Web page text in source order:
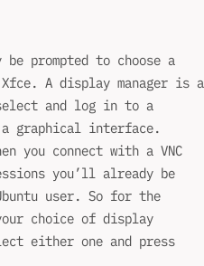
prompted to choose a
A display manager is a
and log in to a
a graphical interface.
you connect with a VNC
you’ll already be
user. So for the
choice of display
either one and press